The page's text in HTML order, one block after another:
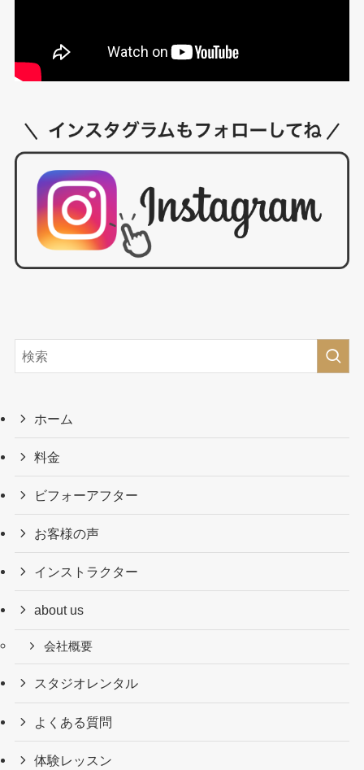
ホーム
料金
ビフォーアフター
お客様の声
インストラクター
about us
会社概要
スタジオレンタル
よくある質問
体験レッスン